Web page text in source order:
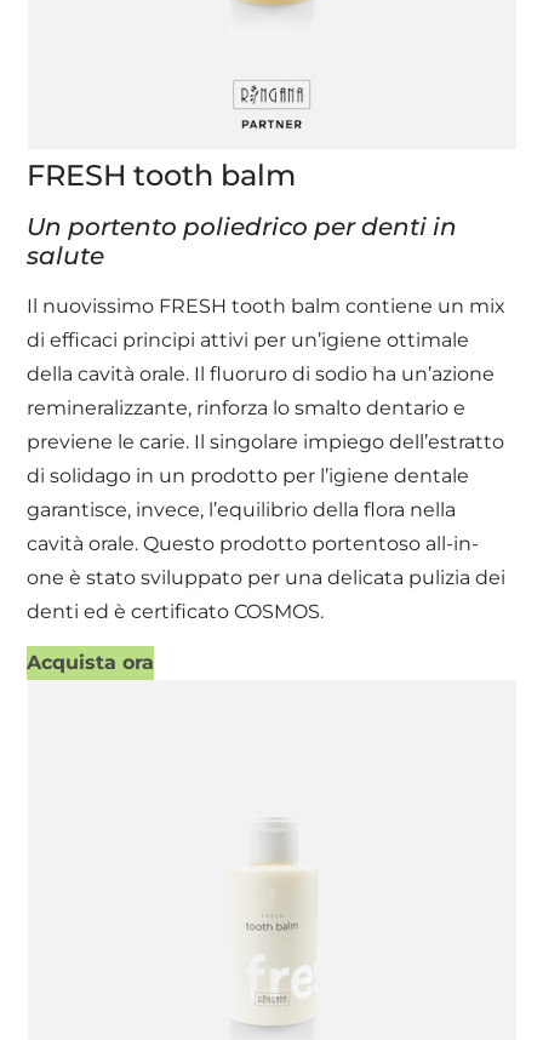
FRESH tooth balm
Un portento poliedrico per denti in
salute
Il nuovissimo FRESH tooth balm contiene un mix
di efficaci principi attivi per un’igiene ottimale
della cavità orale. Il fluoruro di sodio ha un’azione
remineralizzante, rinforza lo smalto dentario e
previene le carie. Il singolare impiego dell’estratto
di solidago in un prodotto per l’igiene dentale
garantisce, invece, l’equilibrio della flora nella
cavità orale. Questo prodotto portentoso all-in-
one è stato sviluppato per una delicata pulizia dei
denti ed è certificato COSMOS.
Acquista ora